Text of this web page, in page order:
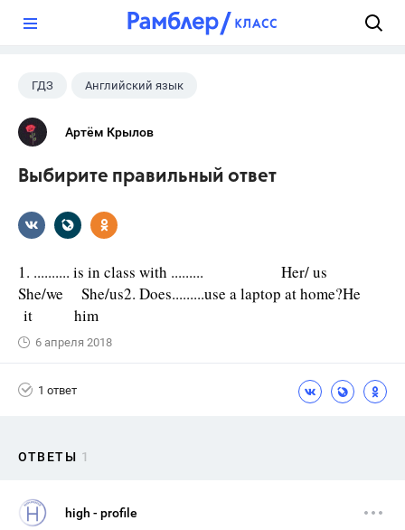
ГДЗ Английский язык
Артём Крылов
Выбирите правильный ответ
1. .......... is in class with ......... Her/ us
She/we She/us2. Does.........use a laptop at home?He
it him
6 апреля 2018
1 ответ
ОТВЕТЫ 1
high - profile